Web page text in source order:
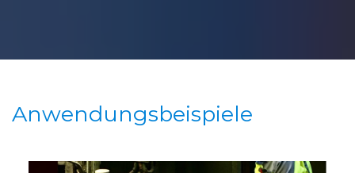
Anwendungsbeispiele